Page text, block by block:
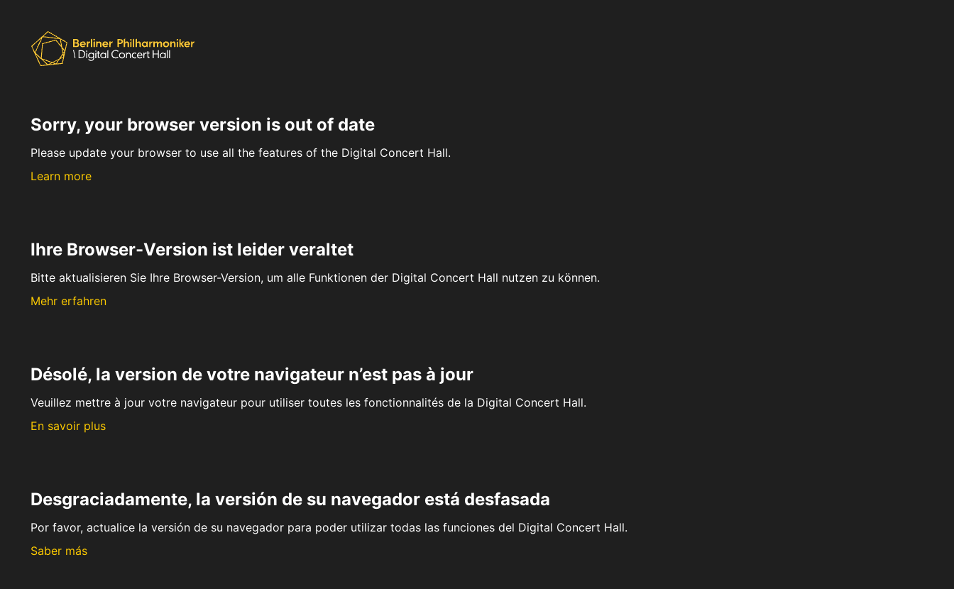
Sorry, your browser version is out of date
Please update your browser to use all the features of the Digital Concert Hall.
Learn more
Ihre Browser-Version ist leider veraltet
Bitte aktualisieren Sie Ihre Browser-Version, um alle Funktionen der Digital Concert Hall nutzen zu können.
Mehr erfahren
Désolé, la version de votre navigateur n’est pas à jour
Veuillez mettre à jour votre navigateur pour utiliser toutes les fonctionnalités de la Digital Concert Hall.
En savoir plus
Desgraciadamente, la versión de su navegador está desfasada
Por favor, actualice la versión de su navegador para poder utilizar todas las funciones del Digital Concert Hall.
Saber más